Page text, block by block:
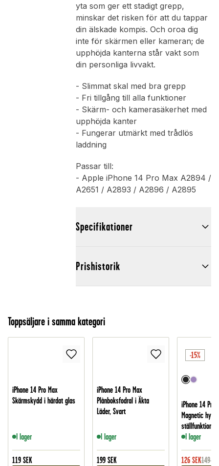
yta som ger ett stadigt grepp,
minskar det risken för att du tappar
din älskade kompis. Och oroa dig
inte för skärmen eller kameran; de
upphöjda kanterna står vakt som
din personliga livvakt.
- Slimmat skal med bra grepp
- Fri tillgång till alla funktioner
- Skärm- och kamerasäkerhet med
upphöjda kanter
- Fungerar utmärkt med trådlös
laddning
Passar till:
- Apple iPhone 14 Pro Max A2894 /
A2651 / A2893 / A2896 / A2895
Specifikationer
Prishistorik
Toppsäljare i samma kategori
iPhone 14 Pro Max
Skärmskydd i härdat glas
I lager
119 SEK
iPhone 14 Pro Max
Plånboksfodral i Äkta
Läder, Svart
I lager
199 SEK
-15%
iPhone 14 Pro
Magnetic
ställfunktion,
I lager
126 SEK149